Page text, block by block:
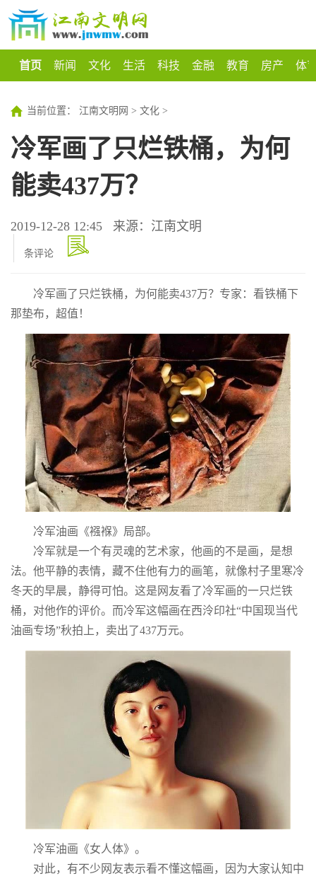
首页 新闻 文化 生活 科技 金融 教育 房产 体
当前位置： 江南文明网 > 文化 >
冷军画了只烂铁桶，为何
能卖437万？
2019-12-28 12:45 来源：江南文明
条评论
冷军画了只烂铁桶，为何能卖437万？专家：看铁桶下
那垫布，超值！
冷军油画《襁褓》局部。
冷军就是一个有灵魂的艺术家，他画的不是画，是想
法。他平静的表情，藏不住他有力的画笔，就像村子里寒冷
冬天的早晨，静得可怕。这是网友看了冷军画的一只烂铁
桶，对他作的评价。而冷军这幅画在西泠印社“中国现当代
油画专场”秋拍上，卖出了437万元。
冷军油画《女人体》。
对此，有不少网友表示看不懂这幅画，因为大家认知中